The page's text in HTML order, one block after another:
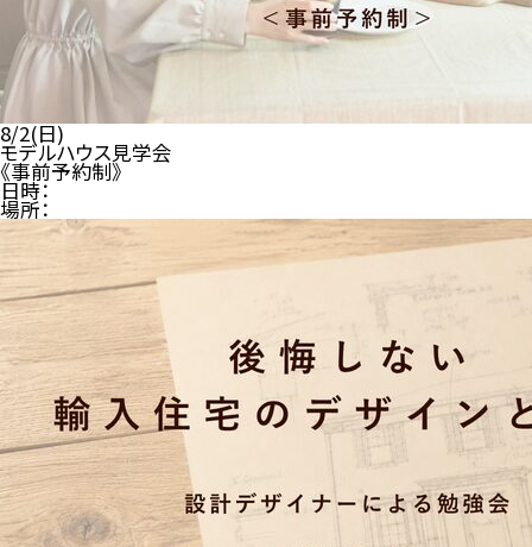
8/2(日)
モデルハウス見学会
《事前予約制》
日時：
場所：